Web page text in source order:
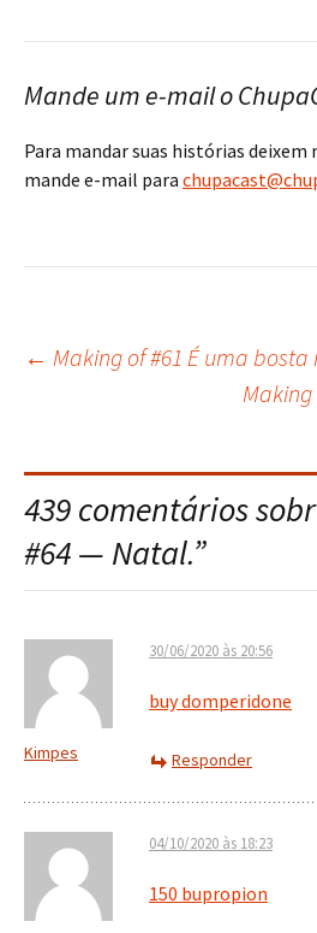
Mande um e-mail o
Para mandar suas histórias
mande e-mail para
Navegação
do
post
← Making of #61 É uma bosta
Making
439 comentários
#64 — Natal.”
Kimpes
30/06/2020 às 20:56
buy domperidone
Responder
04/10/2020 às 18:23
150 bupropion